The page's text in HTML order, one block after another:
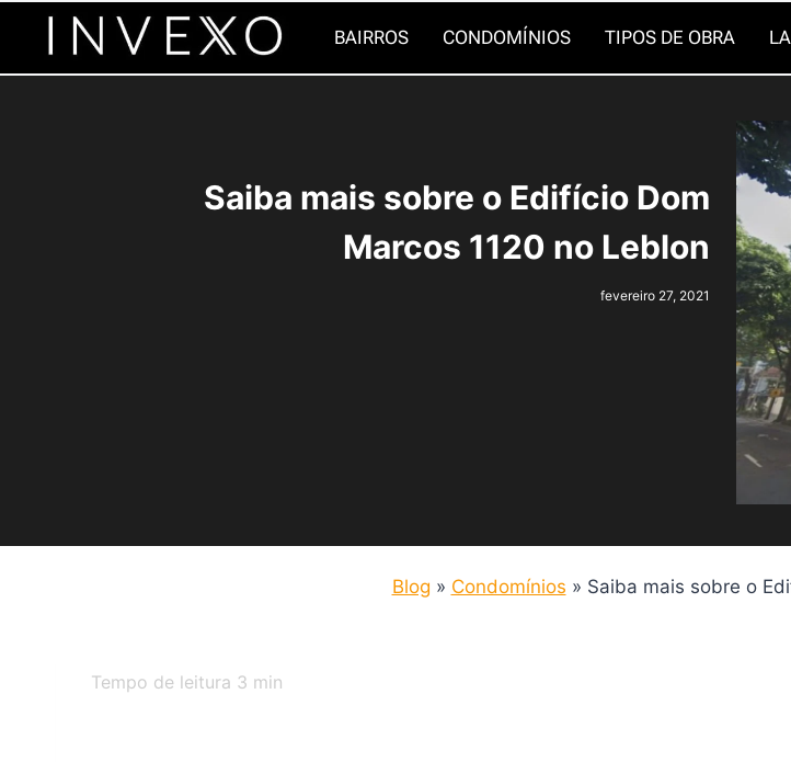
o
BAIRROS CONDOMÍNIOS TIPOS DE OBRA
Saiba mais sobre o Edifício Dom
Marcos 1120 no Leblon
fevereiro 27, 2021
Blog » Condomínios » Saiba mais sobre o
Tempo de leitura 3 min